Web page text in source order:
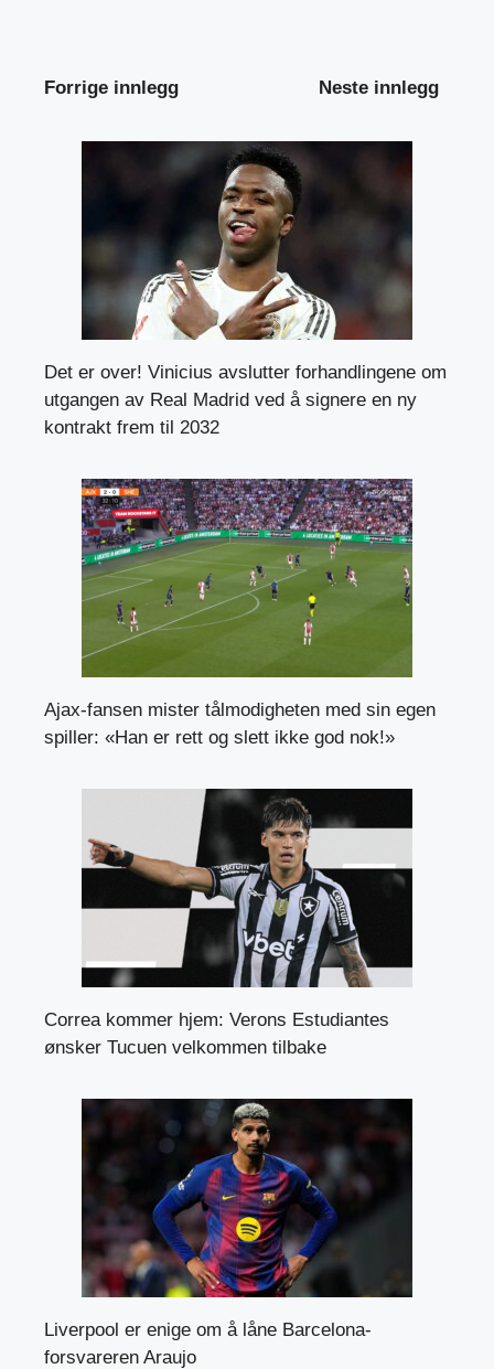
Forrige innlegg Neste innlegg
Det er over! Vinicius avslutter forhandlingene om
utgangen av Real Madrid ved å signere en ny
kontrakt frem til 2032
Ajax-fansen mister tålmodigheten med sin egen
spiller: «Han er rett og slett ikke god nok!»
Correa kommer hjem: Verons Estudiantes
ønsker Tucuen velkommen tilbake
Liverpool er enige om å låne Barcelona-
forsvareren Araujo